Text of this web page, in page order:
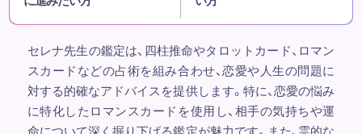
セレナ先生の鑑定は、四柱推命やタロットカード、ロマン
スカードなどの占術を組み合わせ、恋愛や人生の問題に
対する的確なアドバイスを提供します。特に、恋愛の悩み
に特化したロマンスカードを使用し、相手の気持ちや運